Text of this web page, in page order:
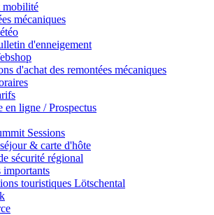
mobilité
mécaniques
d'enneigement
d'achat des remontées mécaniques
en ligne / Prospectus
Sessions
& carte d'hôte
sécurité régional
importants
touristiques Lötschental